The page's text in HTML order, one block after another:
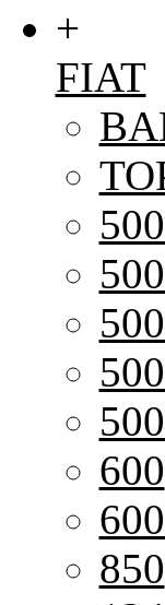
+
FIAT
600
850